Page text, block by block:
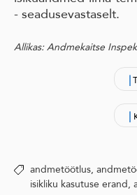
- seadusevastaselt.
Allikas: Andmekaitse
|
|
andmetöötlus,
isikliku kasutuse erand,